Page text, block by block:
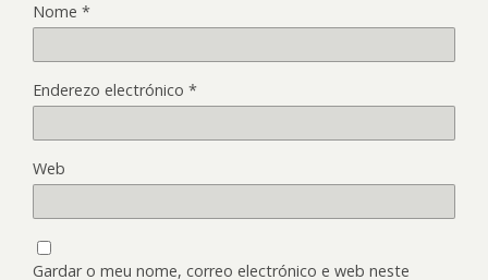
Nome *
Enderezo electrónico *
Web
Gardar o meu nome, correo electrónico e web neste